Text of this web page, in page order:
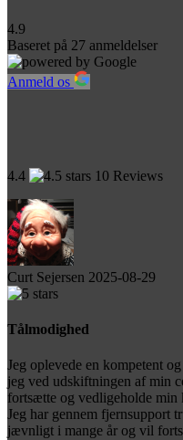
4.9
Baseret på 27 anmeldelser
Anmeld os
4.4 10 Reviews
Curt Sejersen 2025-08-29
Tålmodighed
Jeg oplevede en kompetent
jeg ved udskiftningen af min
fortsætte og vedligeholde min
Jeg har gennem fjernsupport
jævnligt i mange år og vil